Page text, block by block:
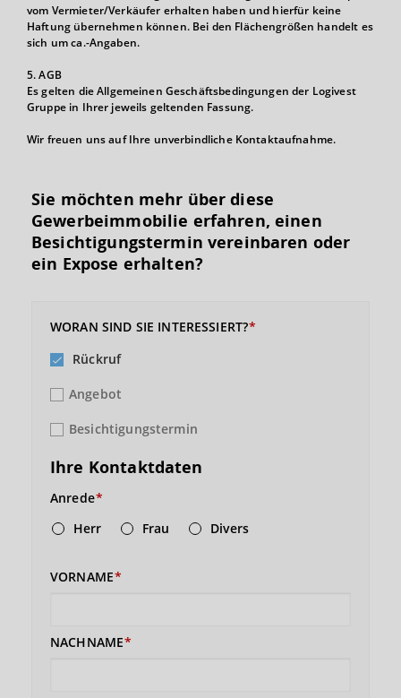
vom Vermieter/Verkäufer erhalten haben und hierfür keine
Haftung übernehmen können. Bei den Flächengrößen handelt es
sich um ca.-Angaben.
5. AGB
Es gelten die Allgemeinen Geschäftsbedingungen der Logivest
Gruppe in Ihrer jeweils geltenden Fassung.
Wir freuen uns auf Ihre unverbindliche Kontaktaufnahme.
Sie möchten mehr über diese
Gewerbeimmobilie erfahren, einen
Besichtigungs­termin vereinbaren oder
ein Expose erhalten?
WORAN SIND SIE INTERESSIERT?
Rückruf
Angebot
Besichtigungstermin
Ihre Kontaktdaten
Anrede
Herr
Frau Divers
VORNAME
NACHNAME